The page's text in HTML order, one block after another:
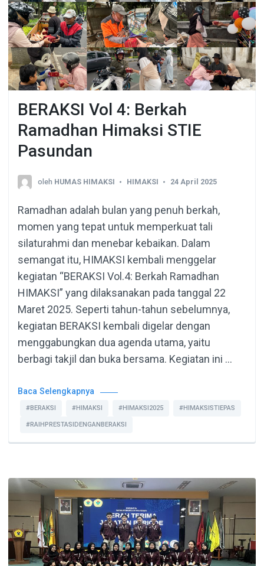
BERAKSI Vol 4: Berkah
Ramadhan Himaksi STIE
Pasundan
oleh HUMAS HIMAKSI HIMAKSI 24 April 2025
Ramadhan adalah bulan yang penuh berkah,
momen yang tepat untuk memperkuat tali
silaturahmi dan menebar kebaikan. Dalam
semangat itu, HIMAKSI kembali menggelar
kegiatan “BERAKSI Vol.4: Berkah Ramadhan
HIMAKSI” yang dilaksanakan pada tanggal 22
Maret 2025. Seperti tahun-tahun sebelumnya,
kegiatan BERAKSI kembali digelar dengan
menggabungkan dua agenda utama, yaitu
berbagi takjil dan buka bersama. Kegiatan ini …
Baca Selengkapnya
#BERAKSI #HIMAKSI #HIMAKSI2025 #HIMAKSISTIEPAS
#RAIHPRESTASIDENGANBERAKSI